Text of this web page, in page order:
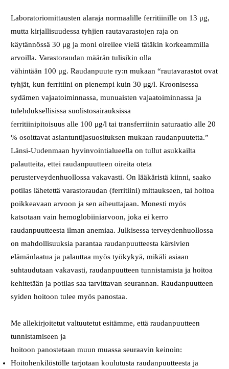
Laboratoriomittausten alaraja normaalille ferritiinille on 13 μg,
mutta kirjallisuudessa tyhjien rautavarastojen raja on
käytännössä 30 μg ja moni oireilee vielä tätäkin korkeammilla
arvoilla. Varastoraudan määrän tulisikin olla
vähintään 100 μg. Raudanpuute ry:n mukaan “rautavarastot ovat
tyhjät, kun ferritiini on pienempi kuin 30 μg/l. Kroonisessa
sydämen vajaatoiminnassa, munuaisten vajaatoiminnassa ja
tulehduksellisissa suolistosairauksissa
ferritiinipitoisuus alle 100 μg/l tai transferriinin saturaatio alle 20
% osoittavat asiantuntijasuosituksen mukaan raudanpuutetta.”
Länsi-Uudenmaan hyvinvointialueella on tullut asukkailta
palautteita, ettei raudanpuutteen oireita oteta
perusterveydenhuollossa vakavasti. On lääkäristä kiinni, saako
potilas lähetettä varastoraudan (ferritiini) mittaukseen, tai hoitoa
poikkeavaan arvoon ja sen aiheuttajaan. Monesti myös
katsotaan vain hemoglobiiniarvoon, joka ei kerro
raudanpuutteesta ilman anemiaa. Julkisessa terveydenhuollossa
on mahdollisuuksia parantaa raudanpuutteesta kärsivien
elämänlaatua ja palauttaa myös työkykyä, mikäli asiaan
suhtaudutaan vakavasti, raudanpuutteen tunnistamista ja hoitoa
kehitetään ja potilas saa tarvittavan seurannan. Raudanpuutteen
syiden hoitoon tulee myös panostaa.
Me allekirjoitetut valtuutetut esitämme, että raudanpuutteen
tunnistamiseen ja
hoitoon panostetaan muun muassa seuraavin keinoin:
Hoitohenkilöstölle tarjotaan koulutusta raudanpuutteesta ja